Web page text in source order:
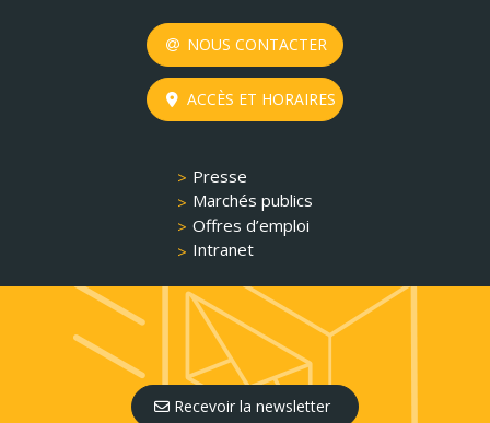
NOUS CONTACTER
ACCÈS ET HORAIRES
Presse
Marchés publics
Offres d’emploi
Intranet
Recevoir la newsletter